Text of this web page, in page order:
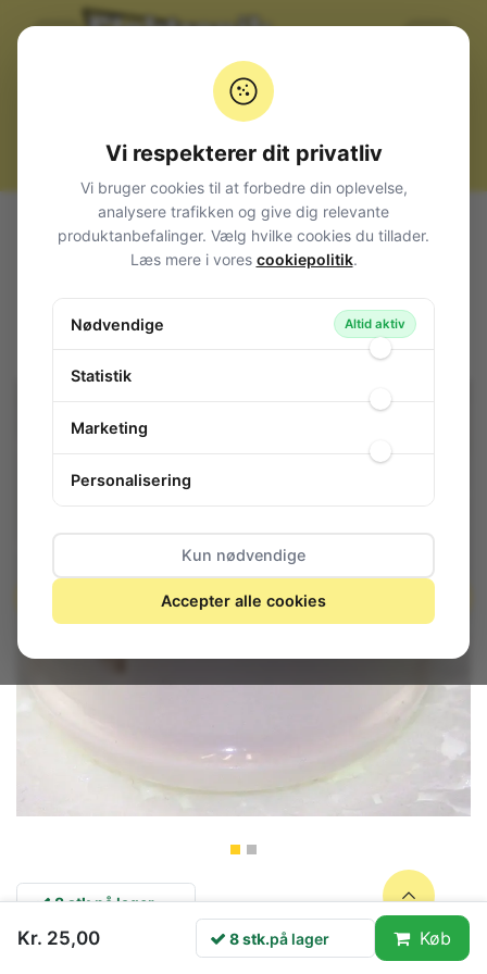
Alle produkter
El-materiel (installation)
Telefon Kabler og Stik
Telefon
Telefonstik HUN HVID
Telefonstik HUN HVID
8 stk.på lager
Kr. 25,00 8 stk.på lager Køb
Vi respekterer dit privatliv
Vi bruger cookies til at forbedre din oplevelse,
analysere trafikken og give dig relevante
produktanbefalinger. Vælg hvilke cookies du tillader.
Læs mere i vores cookiepolitik.
Nødvendige Altid aktiv
Statistik
Marketing
Personalisering
Kun nødvendige
Accepter alle cookies